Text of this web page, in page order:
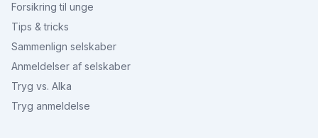
Forsikring til unge
Tips & tricks
Sammenlign selskaber
Anmeldelser af selskaber
Tryg vs. Alka
Tryg anmeldelse